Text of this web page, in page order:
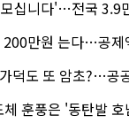
십니다'…전국 3.9
200만원 는다…공
덕도 또 암초?…공
훈풍은 '동탄발 호